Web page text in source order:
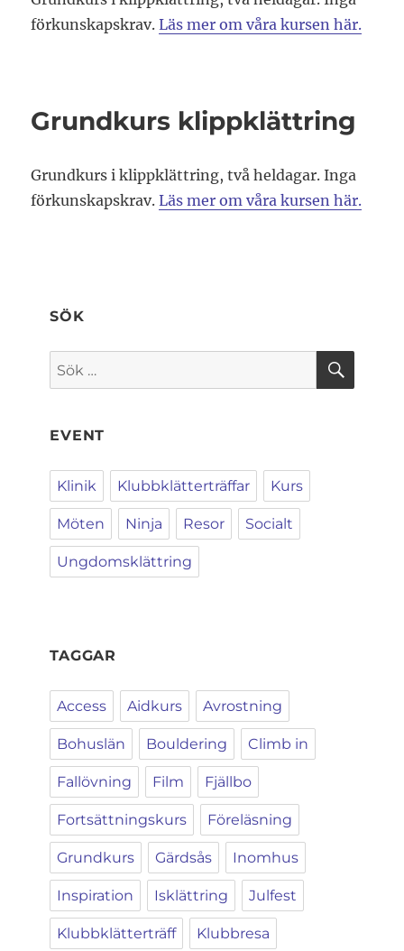
förkunskapskrav.Läs mer om våra kursen här.
Grundkurs klippklättring
Grundkurs i klippklättring, två heldagar. Inga
förkunskapskrav.Läs mer om våra kursen här.
SÖK
Sök
efter:
SÖK
EVENT
Klinik Klubbklätterträffar Kurs
Möten Ninja Resor Socialt
Ungdomsklättring
TAGGAR
Access Aidkurs Avrostning
Bohuslän Bouldering Climb in
Fallövning Film Fjällbo
Fortsättningskurs Föreläsning
Grundkurs Gärdsås Inomhus
Inspiration Isklättring Julfest
Klubbklätterträff Klubbresa